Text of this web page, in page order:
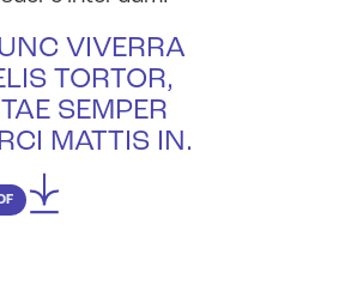
VIVERRA
TORTOR,
SEMPER
MATTIS IN.